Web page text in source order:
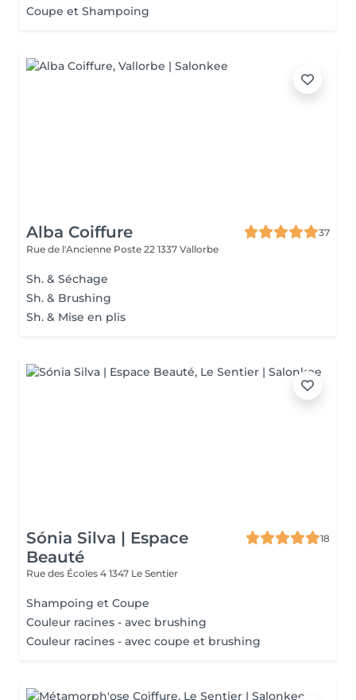
Coupe et Shampoing
Alba Coiffure
37
Rue de l'Ancienne Poste 22 1337 Vallorbe
Sh. & Séchage
Sh. & Brushing
Sh. & Mise en plis
Sónia Silva | Espace
Beauté
18
Rue des Écoles 4 1347 Le Sentier
Shampoing et Coupe
Couleur racines - avec brushing
Couleur racines - avec coupe et brushing